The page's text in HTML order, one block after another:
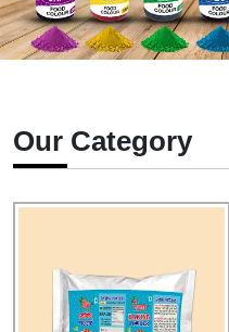
Our Category